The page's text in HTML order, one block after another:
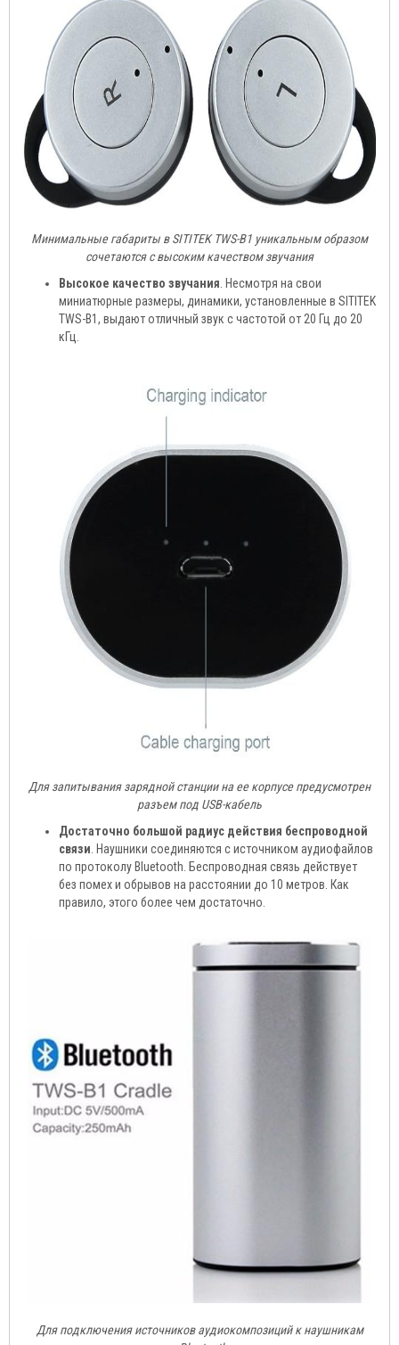
Минимальные габариты в SITITEK TWS-B1 уникальным образом
сочетаются с высоким качеством звучания
Высокое качество звучания. Несмотря на свои
миниатюрные размеры, динамики, установленные в SITITEK
TWS-B1, выдают отличный звук с частотой от 20 Гц до 20
кГц.
Для запитывания зарядной станции на ее корпусе предусмотрен
разъем под USB-кабель
Достаточно большой радиус действия беспроводной
связи. Наушники соединяются с источником аудиофайлов
по протоколу Bluetooth. Беспроводная связь действует
без помех и обрывов на расстоянии до 10 метров. Как
правило, этого более чем достаточно.
Для подключения источников аудиокомпозиций к наушникам